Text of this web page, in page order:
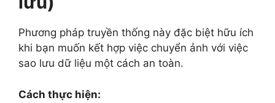
Phương pháp truyền thống này đặc biệt hữu ích
khi bạn muốn kết hợp việc chuyển ảnh với việc
sao lưu dữ liệu một cách an toàn.
Cách thực hiện: